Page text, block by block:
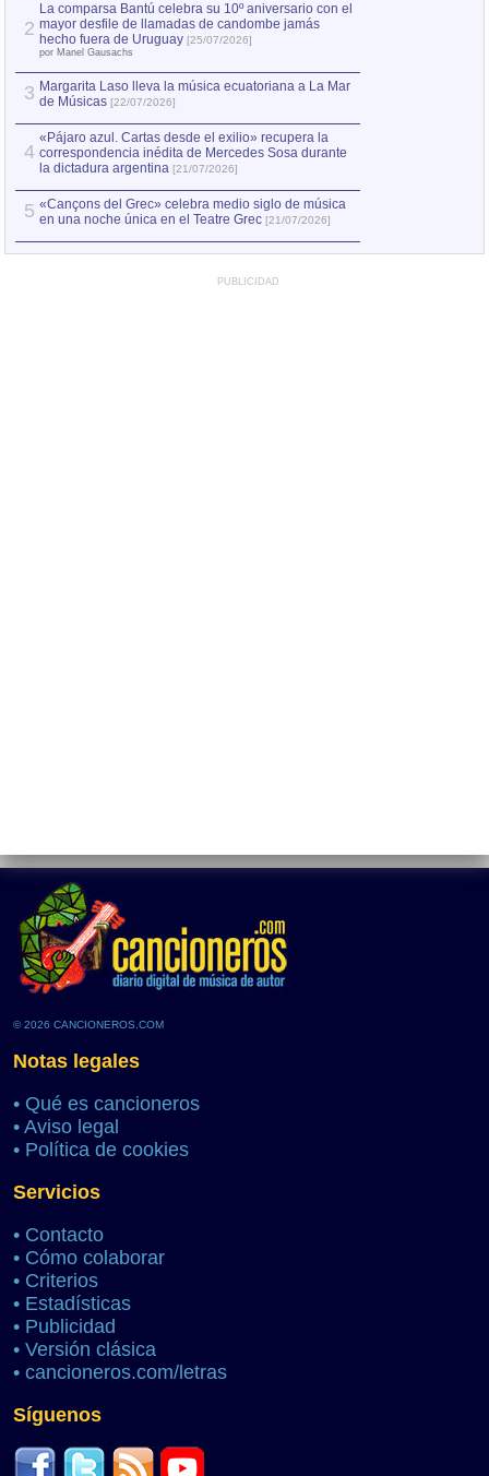
2
La comparsa Bantú celebra su 10º aniversario con el
mayor desfile de llamadas de candombe jamás
hecho fuera de Uruguay [25/07/2026]
por Manel Gausachs
3 Margarita Laso lleva la música ecuatoriana a La Mar
de Músicas [22/07/2026]
4
«Pájaro azul. Cartas desde el exilio» recupera la
correspondencia inédita de Mercedes Sosa durante
la dictadura argentina [21/07/2026]
5 «Cançons del Grec» celebra medio siglo de música
en una noche única en el Teatre Grec [21/07/2026]
PUBLICIDAD
© 2026 CANCIONEROS.COM
Notas legales
• Qué es cancioneros
• Aviso legal
• Política de cookies
Servicios
• Contacto
• Cómo colaborar
• Criterios
• Estadísticas
• Publicidad
• Versión clásica
• cancioneros.com/letras
Síguenos